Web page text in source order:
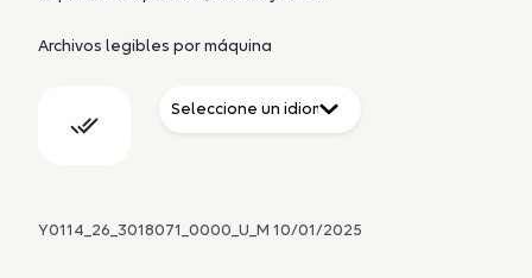
Archivos legibles por máquina
Y0114_26_3018071_0000_U_M 10/01/2025